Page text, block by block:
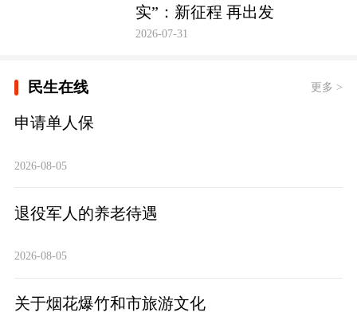
实”：新征程 再出发
2026-07-31
民生在线 更多 >
申请单人保
2026-08-05
退役军人的养老待遇
2026-08-05
关于烟花爆竹和市旅游文化